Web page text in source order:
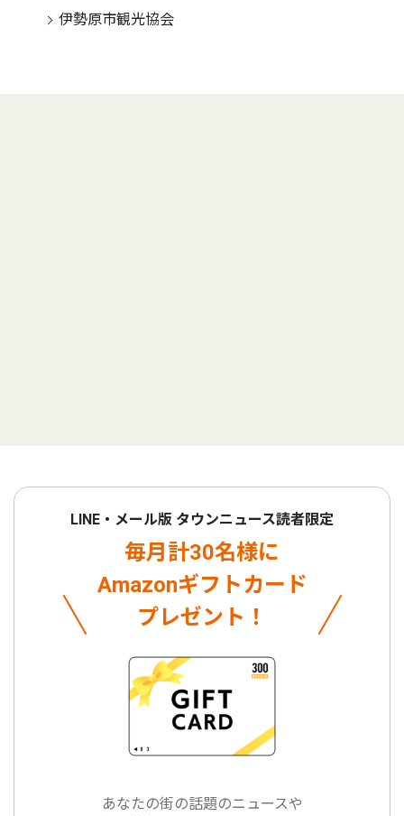
伊勢原市観光協会
LINE・メール版 タウンニュース読者限定
毎月計30名様に
Amazonギフトカード
プレゼント！
あなたの街の話題のニュースや